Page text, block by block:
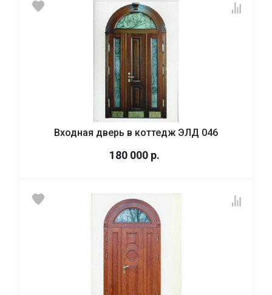
Входная дверь в коттедж ЭЛД 046
180 000 р.